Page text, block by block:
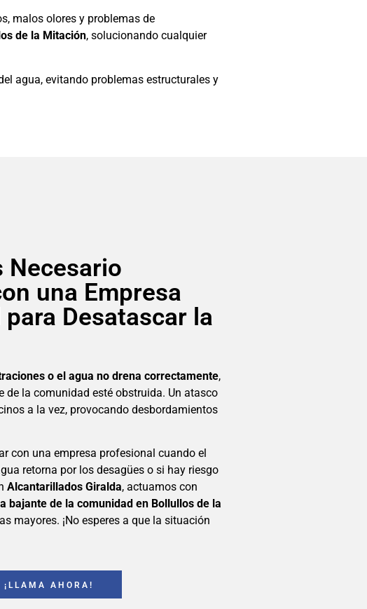
malos olores y problemas de
de la Mitación, solucionando cualquier
agua, evitando problemas estructurales y
Necesario
una Empresa
Desatascar la
o el agua no drena correctamente,
de la comunidad esté obstruida. Un atasco
a la vez, provocando desbordamientos
con una empresa profesional cuando el
retorna por los desagües o si hay riesgo
Alcantarillados Giralda, actuamos con
bajante de la comunidad en Bollullos de la
mayores. ¡No esperes a que la situación
¡LLAMA AHORA!